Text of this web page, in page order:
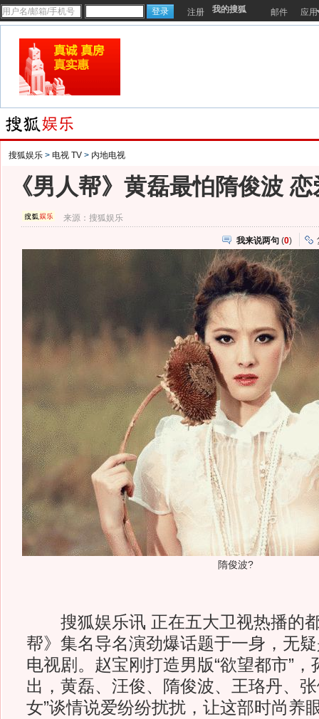
注册 我的搜狐 邮件 应用
搜狐娱乐 > 电视 TV > 内地电视
《男人帮》黄磊最怕隋俊波
来源：搜狐娱乐
我来说两句 (0)
隋俊波?
搜狐娱乐讯 正在五大卫视热播的
帮》集名导名演劲爆话题于一身，无
电视剧。赵宝刚打造男版“欲望都市”
出，黄磊、汪俊、隋俊波、王珞丹、
女”谈情说爱纷纷扰扰，让这部时尚养